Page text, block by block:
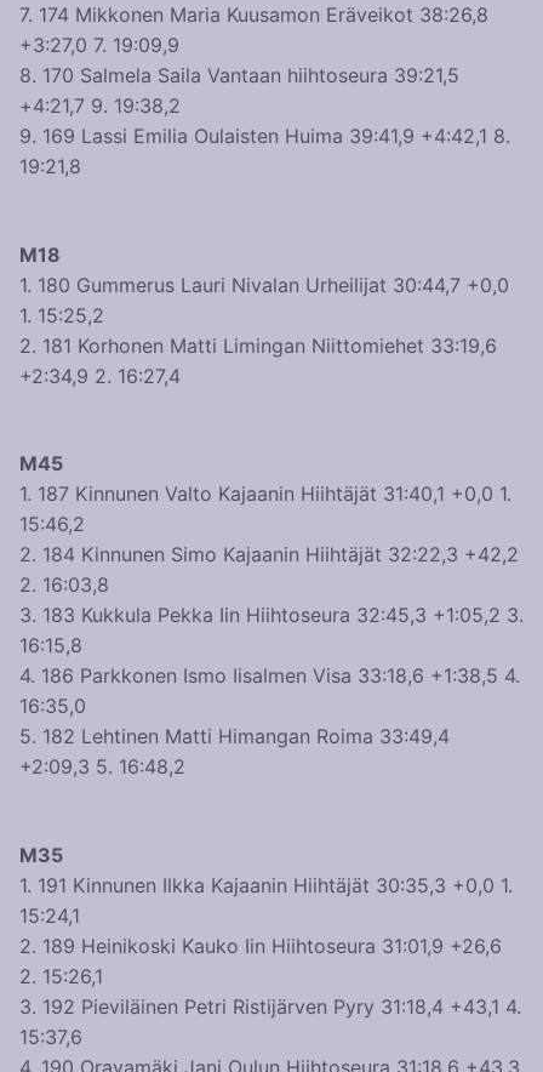
7. 174 Mikkonen Maria Kuusamon Eräveikot 38:26,8
+3:27,0 7. 19:09,9
8. 170 Salmela Saila Vantaan hiihtoseura 39:21,5
+4:21,7 9. 19:38,2
9. 169 Lassi Emilia Oulaisten Huima 39:41,9 +4:42,1 8.
19:21,8
M18
1. 180 Gummerus Lauri Nivalan Urheilijat 30:44,7 +0,0
1. 15:25,2
2. 181 Korhonen Matti Limingan Niittomiehet 33:19,6
+2:34,9 2. 16:27,4
M45
1. 187 Kinnunen Valto Kajaanin Hiihtäjät 31:40,1 +0,0 1.
15:46,2
2. 184 Kinnunen Simo Kajaanin Hiihtäjät 32:22,3 +42,2
2. 16:03,8
3. 183 Kukkula Pekka Iin Hiihtoseura 32:45,3 +1:05,2 3.
16:15,8
4. 186 Parkkonen Ismo Iisalmen Visa 33:18,6 +1:38,5 4.
16:35,0
5. 182 Lehtinen Matti Himangan Roima 33:49,4
+2:09,3 5. 16:48,2
M35
1. 191 Kinnunen Ilkka Kajaanin Hiihtäjät 30:35,3 +0,0 1.
15:24,1
2. 189 Heinikoski Kauko Iin Hiihtoseura 31:01,9 +26,6
2. 15:26,1
3. 192 Pieviläinen Petri Ristijärven Pyry 31:18,4 +43,1 4.
15:37,6
4. 190 Oravamäki Jani Oulun Hiihtoseura 31:18,6 +43,3